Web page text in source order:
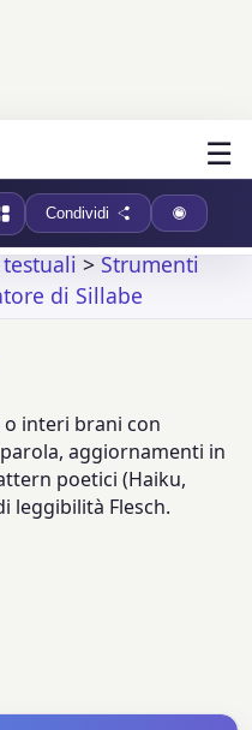
☰
Condividi
>Strumenti
di Sillabe
o interi brani con
aggiornamenti in
poetici (Haiku,
leggibilità Flesch.